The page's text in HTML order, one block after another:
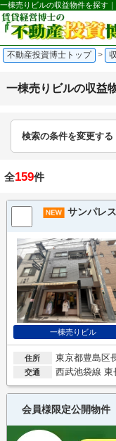
一棟売りビルの収益物件を探す
不動産投資博士トップ >
一棟売りビルの収益
検索の条件を変更する
全159件
サンパレ
一棟売りビル
住所 東京都豊島区
交通 西武池袋線 東
会員様限定公開物件